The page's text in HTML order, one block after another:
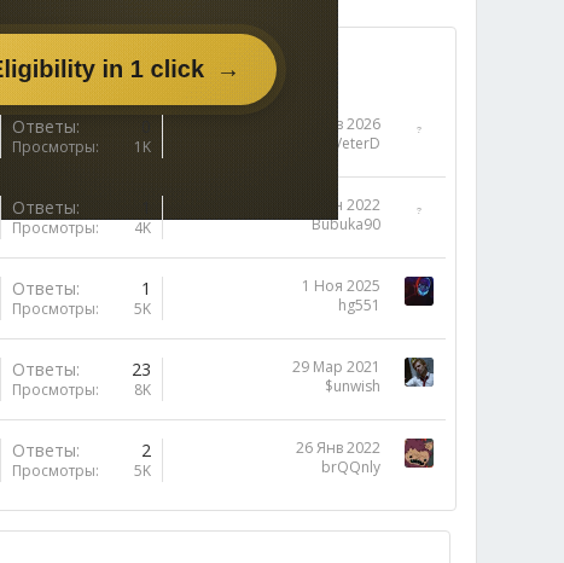
Ответы
Просмотры 1K
14 Янв 2026
VeterD
Ответы
Просмотры 4K
8 Июн 2022
Bubuka90
Ответы 1
Просмотры 5K
1 Ноя 2025
hg551
Ответы 23
Просмотры 8K
29 Мар 2021
$unwish
Ответы 2
Просмотры 5K
26 Янв 2022
brQQnly